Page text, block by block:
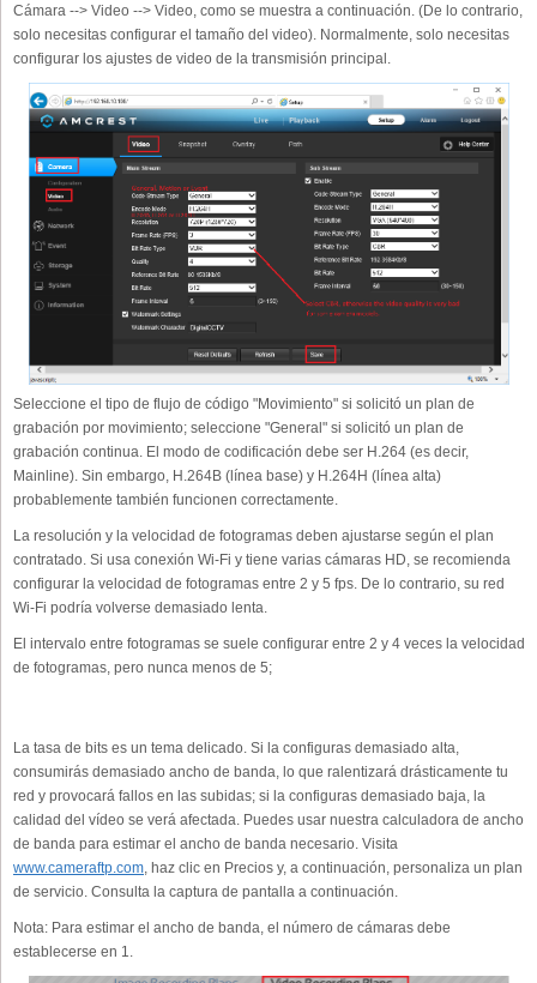
Cámara --> Video --> Video, como se muestra a continuación. (De lo contrario,
solo necesitas configurar el tamaño del video). Normalmente, solo necesitas
configurar los ajustes de video de la transmisión principal.
Seleccione el tipo de flujo de código "Movimiento" si solicitó un plan de
grabación por movimiento; seleccione "General" si solicitó un plan de
grabación continua. El modo de codificación debe ser H.264 (es decir,
Mainline). Sin embargo, H.264B (línea base) y H.264H (línea alta)
probablemente también funcionen correctamente.
La resolución y la velocidad de fotogramas deben ajustarse según el plan
contratado. Si usa conexión Wi-Fi y tiene varias cámaras HD, se recomienda
configurar la velocidad de fotogramas entre 2 y 5 fps. De lo contrario, su red
Wi-Fi podría volverse demasiado lenta.
El intervalo entre fotogramas se suele configurar entre 2 y 4 veces la velocidad
de fotogramas, pero nunca menos de 5;
La tasa de bits es un tema delicado. Si la configuras demasiado alta,
consumirás demasiado ancho de banda, lo que ralentizará drásticamente tu
red y provocará fallos en las subidas; si la configuras demasiado baja, la
calidad del vídeo se verá afectada. Puedes usar nuestra calculadora de ancho
de banda para estimar el ancho de banda necesario. Visita
www.cameraftp.com , haz clic en Precios y, a continuación, personaliza un plan
de servicio. Consulta la captura de pantalla a continuación.
Nota: Para estimar el ancho de banda, el número de cámaras debe
establecerse en 1.